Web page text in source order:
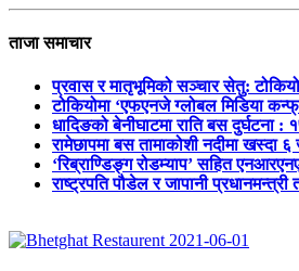
ताजा समाचार
प्रवास र मातृभूमिको सञ्चार सेतु:
टोकियोमा ‘एफएनजे ग्लोबल मिडिया
धादिङको बेनीघाटमा राति बस दुर्घटना
रामेछापमा बस तामाकोशी नदीमा खस्दा
‘रिब्राण्डिङ्ग रोडम्याप’ सहित
राष्ट्रपति पौडेल र जापानी